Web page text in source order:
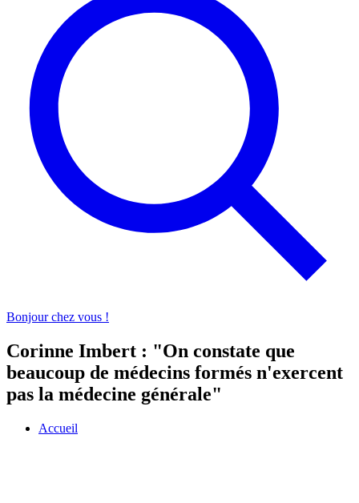
Bonjour chez vous !
Corinne Imbert : "On constate que
beaucoup de médecins formés n'exercent
pas la médecine générale"
Accueil